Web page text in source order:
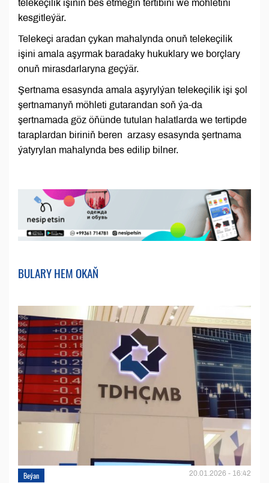
telekeçilik işiniň bes etmegiň tertibini we möhletini
kesgitleýär.
Telekeçi aradan çykan mahalynda onuň telekeçilik
işini amala aşyrmak baradaky hukuklary we borçlary
onuň mirasdarlaryna geçýär.
Şertnama esasynda amala aşyrylýan telekeçilik işi şol
şertnamanyň möhleti gutarandan soň ýa-da
şertnamada göz öňünde tutulan halatlarda we tertipde
taraplardan biriniň beren arzasy esasynda şertnama
ýatyrylan mahalynda bes edilip bilner.
BULARY HEM OKAŇ
Beýan 20.01.2026 - 16:42